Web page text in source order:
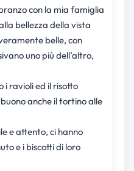
con la mia famiglia
bellezza della vista
belle, con
uno più dell’altro,
ravioli ed il risotto
anche il tortino alle
e attento, ci hanno
e i biscotti di loro